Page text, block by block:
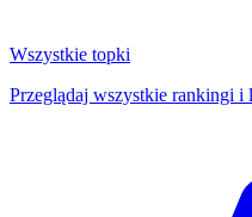
Wszystkie topki
Przeglądaj wszystkie rankingi i